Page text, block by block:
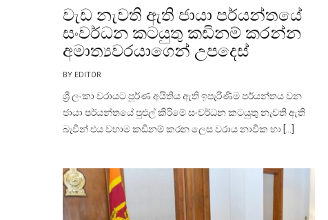
වැඩ නැවති ඇති ජායා පර්යන්තයේ
සංවර්ධන කටයුතු කඩිනම් කරන්න
අමාත්‍යවරයාගෙන් උපදෙස්
BY EDITOR
ශ්‍රී ලංකා වරායට පූර්ණ අයිතිය ඇති ඉපැරිණිම පර්යන්තය වන
ජායා පර්යන්තයේ පුළුල් කිරිමේ සංවර්ධන කටයුතු නැවති ඇති
බැවින් එය වහාම කඩිනම් කරන ලෙස වරාය නාවික හා […]